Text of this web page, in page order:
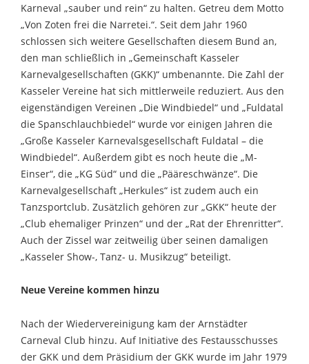
Karneval „sauber und rein“ zu halten. Getreu dem Motto
„Von Zoten frei die Narretei.“. Seit dem Jahr 1960
schlossen sich weitere Gesellschaften diesem Bund an,
den man schließlich in „Gemeinschaft Kasseler
Karnevalgesellschaften (GKK)“ umbenannte. Die Zahl der
Kasseler Vereine hat sich mittlerweile reduziert. Aus den
eigenständigen Vereinen „Die Windbiedel“ und „Fuldatal
die Spanschlauchbiedel“ wurde vor einigen Jahren die
„Große Kasseler Karnevalsgesellschaft Fuldatal – die
Windbiedel“. Außerdem gibt es noch heute die „M-
Einser“, die „KG Süd“ und die „Pääreschwänze“. Die
Karnevalgesellschaft „Herkules“ ist zudem auch ein
Tanzsportclub. Zusätzlich gehören zur „GKK“ heute der
„Club ehemaliger Prinzen“ und der „Rat der Ehrenritter“.
Auch der Zissel war zeitweilig über seinen damaligen
„Kasseler Show-, Tanz- u. Musikzug“ beteiligt.
Neue Vereine kommen hinzu
Nach der Wiedervereinigung kam der Arnstädter
Carneval Club hinzu. Auf Initiative des Festausschusses
der GKK und dem Präsidium der GKK wurde im Jahr 1979